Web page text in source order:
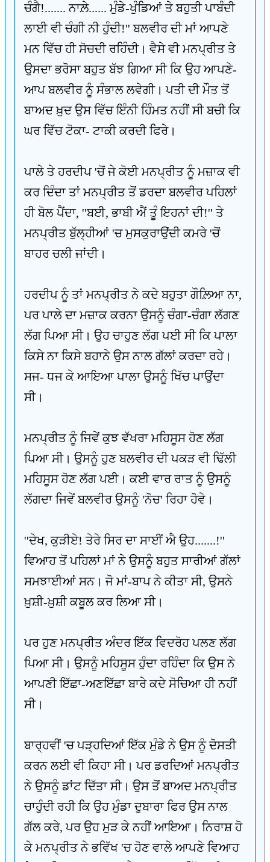
ਚੰਗੈ!....... ਨਾਲ਼ੇ...... ਮੁੰਡੇ-ਖੁੰਡਿਆਂ ਤੇ ਬਹੁਤੀ ਪਾਬੰਦੀ
ਲਾਈ ਵੀ ਚੰਗੀ ਨੀ ਹੁੰਦੀ!'' ਬਲਵੀਰ ਦੀ ਮਾਂ ਆਪਣੇ
ਮਨ ਵਿੱਚ ਹੀ ਸੋਚਦੀ ਰਹਿੰਦੀ। ਵੈਸੇ ਵੀ ਮਨਪ੍ਰੀਤ ਤੇ
ਉਸਦਾ ਭਰੋਸਾ ਬਹੁਤ ਬੱਝ ਗਿਆ ਸੀ ਕਿ ਉਹ ਆਪਣੇ-
ਆਪ ਬਲਵੀਰ ਨੂੰ ਸੰਭਾਲ ਲਵੇਗੀ। ਪਤੀ ਦੀ ਮੌਤ ਤੋਂ
ਬਾਅਦ ਖ਼ੁਦ ਉਸ ਵਿੱਚ ਇੰਨੀ ਹਿੰਮਤ ਨਹੀਂ ਸੀ ਬਚੀ ਕਿ
ਘਰ ਵਿੱਚ ਟੋਕਾ- ਟਾਕੀ ਕਰਦੀ ਫਿਰੇ।
ਪਾਲੇ ਤੇ ਹਰਦੀਪ 'ਚੋਂ ਜੇ ਕੋਈ ਮਨਪ੍ਰੀਤ ਨੂੰ ਮਜ਼ਾਕ ਵੀ
ਕਰ ਦਿੰਦਾ ਤਾਂ ਮਨਪ੍ਰੀਤ ਤੋਂ ਡਰਦਾ ਬਲਵੀਰ ਪਹਿਲਾਂ
ਹੀ ਬੋਲ ਪੈਂਦਾ, ''ਬਈ, ਭਾਬੀ ਐਂ ਤੂੰ ਇਹਨਾਂ ਦੀ!'' ਤੇ
ਮਨਪ੍ਰੀਤ ਬੁੱਲ੍ਹੀਆਂ 'ਚ ਮੁਸਕੁਰਾਉਂਦੀ ਕਮਰੇ 'ਚੋਂ
ਬਾਹਰ ਚਲੀ ਜਾਂਦੀ।
ਹਰਦੀਪ ਨੂੰ ਤਾਂ ਮਨਪ੍ਰੀਤ ਨੇ ਕਦੇ ਬਹੁਤਾ ਗੌਲ਼ਿਆ ਨਾ,
ਪਰ ਪਾਲੇ ਦਾ ਮਜ਼ਾਕ ਕਰਨਾ ਉਸਨੂੰ ਚੰਗਾ-ਚੰਗਾ ਲੱਗਣ
ਲੱਗ ਪਿਆ ਸੀ। ਉਹ ਚਾਹੁਣ ਲੱਗ ਪਈ ਸੀ ਕਿ ਪਾਲਾ
ਕਿਸੇ ਨਾ ਕਿਸੇ ਬਹਾਨੇ ਉਸ ਨਾਲ ਗੱਲਾਂ ਕਰਦਾ ਰਹੇ।
ਸਜ- ਧਜ ਕੇ ਆਇਆ ਪਾਲਾ ਉਸਨੂੰ ਖਿੱਚ ਪਾਉਂਦਾ
ਸੀ।
ਮਨਪ੍ਰੀਤ ਨੂੰ ਜਿਵੇਂ ਕੁਝ ਵੱਖਰਾ ਮਹਿਸੂਸ ਹੋਣ ਲੱਗ
ਪਿਆ ਸੀ। ਉਸਨੂੰ ਹੁਣ ਬਲਵੀਰ ਦੀ ਪਕੜ ਵੀ ਢਿੱਲੀ
ਮਹਿਸੂਸ ਹੋਣ ਲੱਗ ਪਈ। ਕਈ ਵਾਰ ਰਾਤ ਨੂੰ ਉਸਨੂੰ
ਲੱਗਦਾ ਜਿਵੇਂ ਬਲਵੀਰ ਉਸਨੂੰ 'ਨੋਚ' ਰਿਹਾ ਹੋਵੇ।
''ਦੇਖ, ਕੁੜੀਏ! ਤੇਰੇ ਸਿਰ ਦਾ ਸਾਈਂ ਐ ਉਹ.......!''
ਵਿਆਹ ਤੋਂ ਪਹਿਲਾਂ ਮਾਂ ਨੇ ਉਸਨੂੰ ਬਹੁਤ ਸਾਰੀਆਂ ਗੱਲਾਂ
ਸਮਝਾਈਆਂ ਸਨ। ਜੋ ਮਾਂ-ਬਾਪ ਨੇ ਕੀਤਾ ਸੀ, ਉਸਨੇ
ਖ਼ੁਸ਼ੀ-ਖ਼ੁਸ਼ੀ ਕਬੂਲ ਕਰ ਲਿਆ ਸੀ।
ਪਰ ਹੁਣ ਮਨਪ੍ਰੀਤ ਅੰਦਰ ਇੱਕ ਵਿਦਰੋਹ ਪਲਣ ਲੱਗ
ਪਿਆ ਸੀ। ਉਸਨੂੰ ਮਹਿਸੂਸ ਹੁੰਦਾ ਰਹਿੰਦਾ ਕਿ ਉਸ ਨੇ
ਆਪਣੀ ਇੱਛਾ-ਅਣਇੱਛਾ ਬਾਰੇ ਕਦੇ ਸੋਚਿਆ ਹੀ ਨਹੀਂ
ਸੀ।
ਬਾਰ੍ਹਵੀਂ 'ਚ ਪੜ੍ਹਦਿਆਂ ਇੱਕ ਮੁੰਡੇ ਨੇ ਉਸ ਨੂੰ ਦੋਸਤੀ
ਕਰਨ ਲਈ ਵੀ ਕਿਹਾ ਸੀ। ਪਰ ਡਰਦਿਆਂ ਮਨਪ੍ਰੀਤ
ਨੇ ਉਸਨੂੰ ਡਾਂਟ ਦਿੱਤਾ ਸੀ। ਉਸ ਤੋਂ ਬਾਅਦ ਮਨਪ੍ਰੀਤ
ਚਾਹੁੰਦੀ ਰਹੀ ਕਿ ਉਹ ਮੁੰਡਾ ਦੁਬਾਰਾ ਫਿਰ ਉਸ ਨਾਲ
ਗੱਲ ਕਰੇ, ਪਰ ਉਹ ਮੁੜ ਕੇ ਨਹੀਂ ਆਇਆ। ਨਿਰਾਸ਼ ਹੋ
ਕੇ ਮਨਪ੍ਰੀਤ ਨੇ ਭਵਿੱਖ 'ਚ ਹੋਣ ਵਾਲੇ ਆਪਣੇ ਵਿਆਹ